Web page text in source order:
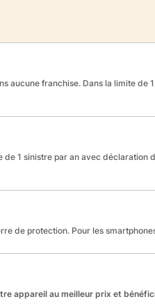
aucune franchise. Dans la limite de
1 sinistre par an avec déclaration
de protection. Pour les
appareil au meilleur prix et